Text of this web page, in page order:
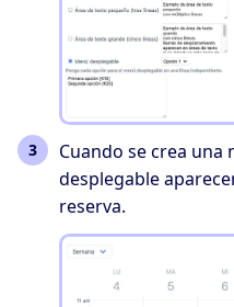
Cuando se crea una
desplegable
reserva.